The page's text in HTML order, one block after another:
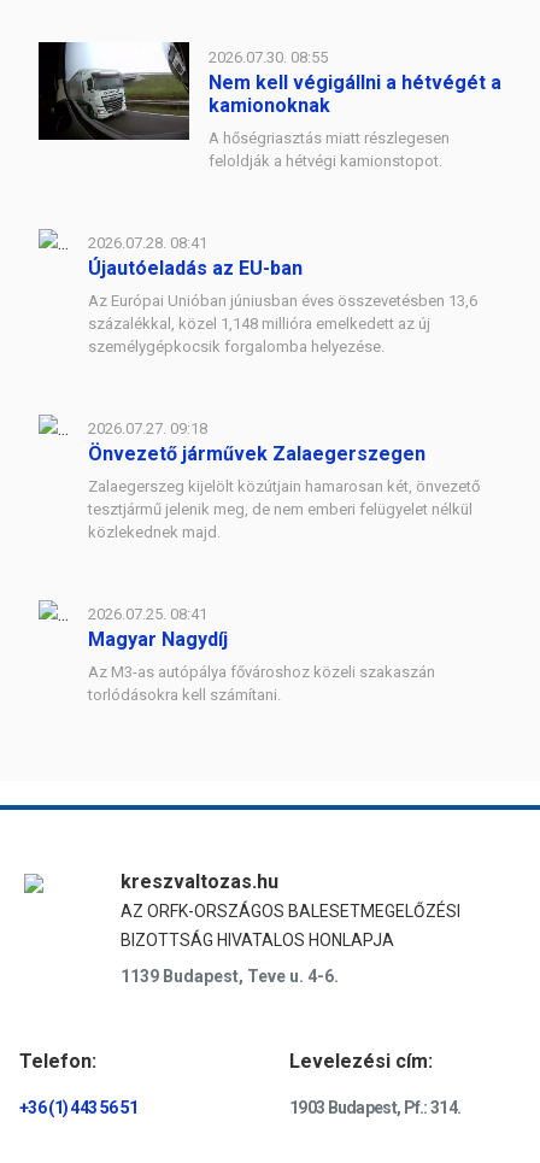
2026.07.30. 08:55
Nem kell végigállni a hétvégét a
kamionoknak
A hőségriasztás miatt részlegesen
feloldják a hétvégi kamionstopot.
2026.07.28. 08:41
Újautóeladás az EU-ban
Az Európai Unióban júniusban éves összevetésben 13,6
százalékkal, közel 1,148 millióra emelkedett az új
személygépkocsik forgalomba helyezése.
2026.07.27. 09:18
Önvezető járművek Zalaegerszegen
Zalaegerszeg kijelölt közútjain hamarosan két, önvezető
tesztjármű jelenik meg, de nem emberi felügyelet nélkül
közlekednek majd.
2026.07.25. 08:41
Magyar Nagydíj
Az M3-as autópálya fővároshoz közeli szakaszán
torlódásokra kell számítani.
kreszvaltozas.hu
AZ ORFK-ORSZÁGOS BALESETMEGELŐZÉSI
BIZOTTSÁG HIVATALOS HONLAPJA
1139 Budapest, Teve u. 4-6.
Telefon:
+36 (1) 443 56 51
Levelezési cím:
1903 Budapest, Pf.: 314.